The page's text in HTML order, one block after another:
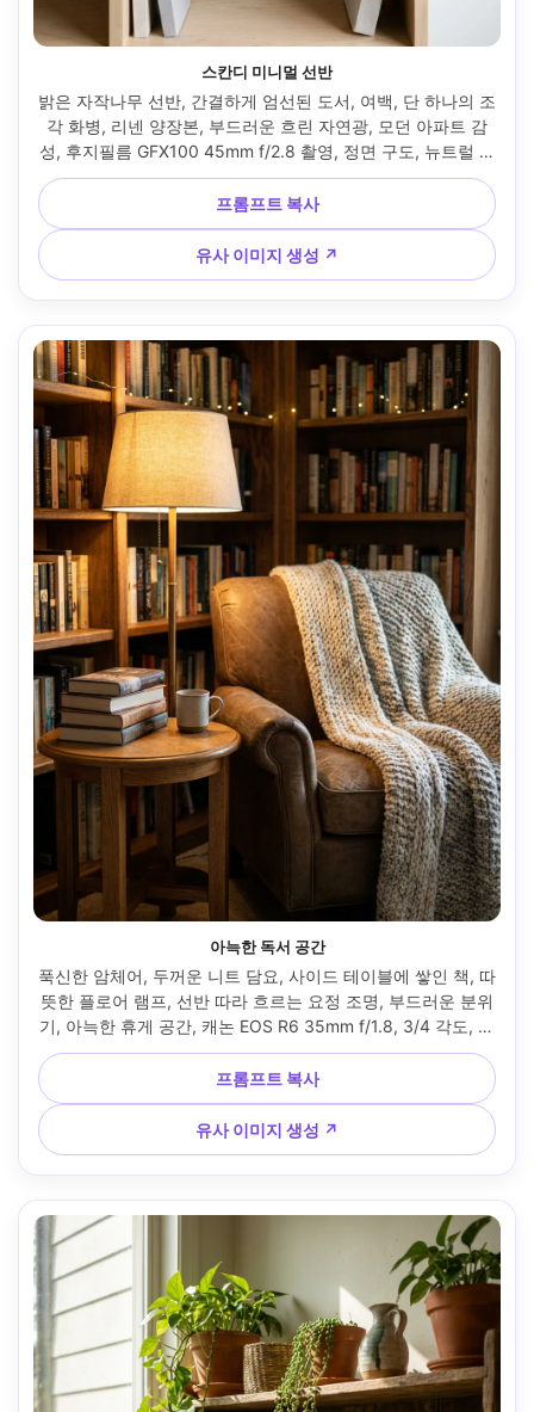
스칸디 미니멀 선반
밝은 자작나무 선반, 간결하게 엄선된 도서, 여백, 단 하나의 조
각 화병, 리넨 양장본, 부드러운 흐린 자연광, 모던 아파트 감
성, 후지필름 GFX100 45mm f/2.8 촬영, 정면 구도, 뉴트럴 컬
러 팔레트, 또렷한 선, 고급 인테리어 에디토리얼 --ar 4:5
프롬프트 복사
유사 이미지 생성 ↗
아늑한 독서 공간
푹신한 암체어, 두꺼운 니트 담요, 사이드 테이블에 쌓인 책, 따
뜻한 플로어 램프, 선반 따라 흐르는 요정 조명, 부드러운 분위
기, 아늑한 휴게 공간, 캐논 EOS R6 35mm f/1.8, 3/4 각도, 얕
은 심도, 사실적인 그림자, 크리미 보케 --ar 4:5
프롬프트 복사
유사 이미지 생성 ↗